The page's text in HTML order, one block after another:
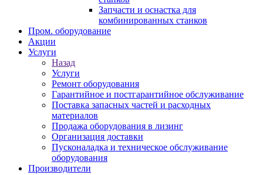
Запчасти и оснастка для
комбинированных станков
Пром. оборудование
Акции
Услуги
Назад
Услуги
Ремонт оборудования
Гарантийное и постгарантийное обслуживание
Поставка запасных частей и расходных
материалов
Продажа оборудования в лизинг
Организация доставки
Пусконаладка и техническое обслуживание
оборудования
Производители